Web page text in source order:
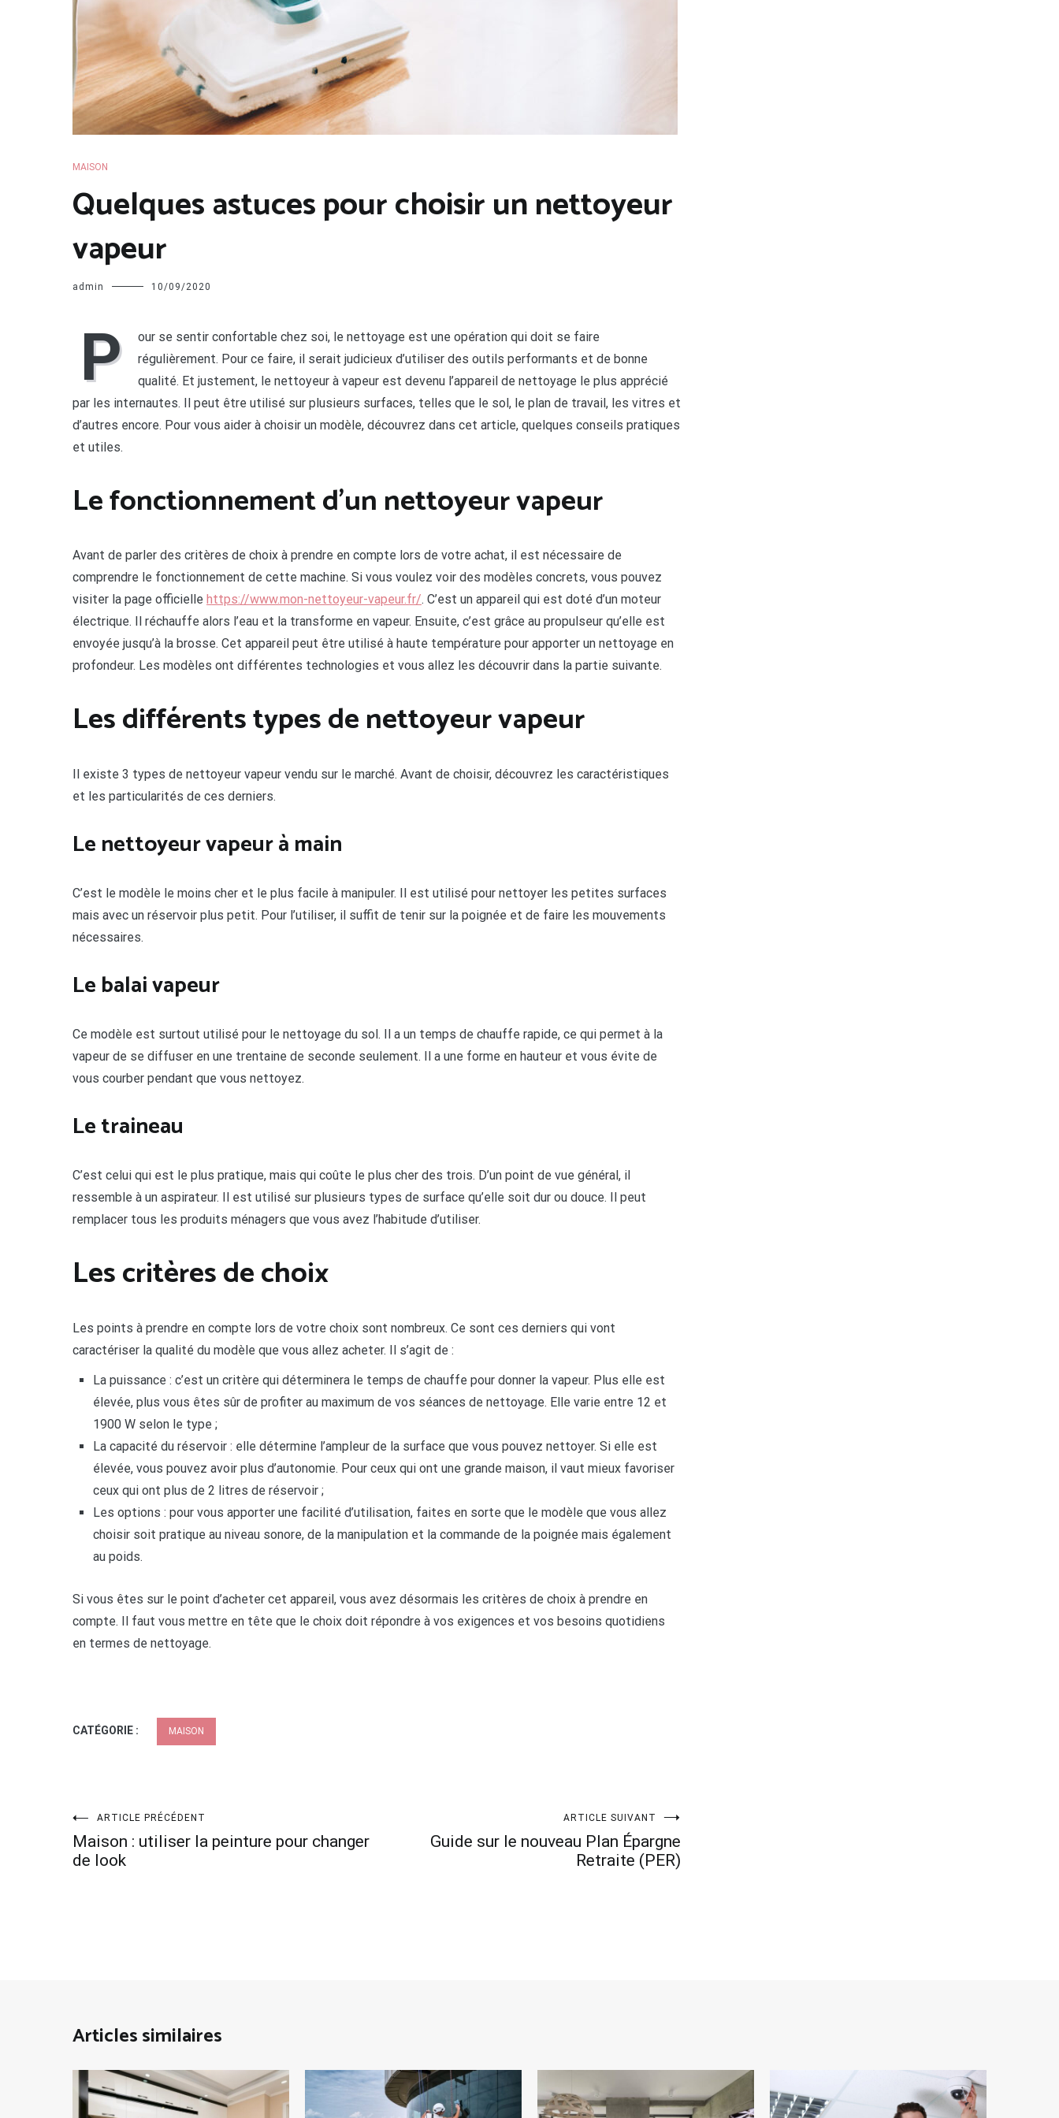
MAISON
Quelques astuces pour choisir un nettoyeur
vapeur
admin 10/09/2020
P
our se sentir confortable chez soi, le nettoyage est une opération qui doit se faire
régulièrement. Pour ce faire, il serait judicieux d’utiliser des outils performants et de bonne
qualité. Et justement, le nettoyeur à vapeur est devenu l’appareil de nettoyage le plus apprécié
par les internautes. Il peut être utilisé sur plusieurs surfaces, telles que le sol, le plan de travail, les vitres et
d’autres encore. Pour vous aider à choisir un modèle, découvrez dans cet article, quelques conseils pratiques
et utiles.
Le fonctionnement d’un nettoyeur vapeur
Avant de parler des critères de choix à prendre en compte lors de votre achat, il est nécessaire de
comprendre le fonctionnement de cette machine. Si vous voulez voir des modèles concrets, vous pouvez
visiter la page officielle https://www.mon-nettoyeur-vapeur.fr/. C’est un appareil qui est doté d’un moteur
électrique. Il réchauffe alors l’eau et la transforme en vapeur. Ensuite, c’est grâce au propulseur qu’elle est
envoyée jusqu’à la brosse. Cet appareil peut être utilisé à haute température pour apporter un nettoyage en
profondeur. Les modèles ont différentes technologies et vous allez les découvrir dans la partie suivante.
Les différents types de nettoyeur vapeur
Il existe 3 types de nettoyeur vapeur vendu sur le marché. Avant de choisir, découvrez les caractéristiques
et les particularités de ces derniers.
Le nettoyeur vapeur à main
C’est le modèle le moins cher et le plus facile à manipuler. Il est utilisé pour nettoyer les petites surfaces
mais avec un réservoir plus petit. Pour l’utiliser, il suffit de tenir sur la poignée et de faire les mouvements
nécessaires.
Le balai vapeur
Ce modèle est surtout utilisé pour le nettoyage du sol. Il a un temps de chauffe rapide, ce qui permet à la
vapeur de se diffuser en une trentaine de seconde seulement. Il a une forme en hauteur et vous évite de
vous courber pendant que vous nettoyez.
Le traineau
C’est celui qui est le plus pratique, mais qui coûte le plus cher des trois. D’un point de vue général, il
ressemble à un aspirateur. Il est utilisé sur plusieurs types de surface qu’elle soit dur ou douce. Il peut
remplacer tous les produits ménagers que vous avez l’habitude d’utiliser.
Les critères de choix
Les points à prendre en compte lors de votre choix sont nombreux. Ce sont ces derniers qui vont
caractériser la qualité du modèle que vous allez acheter. Il s’agit de :
La puissance : c’est un critère qui déterminera le temps de chauffe pour donner la vapeur. Plus elle est
élevée, plus vous êtes sûr de profiter au maximum de vos séances de nettoyage. Elle varie entre 12 et
1900 W selon le type ;
La capacité du réservoir : elle détermine l’ampleur de la surface que vous pouvez nettoyer. Si elle est
élevée, vous pouvez avoir plus d’autonomie. Pour ceux qui ont une grande maison, il vaut mieux favoriser
ceux qui ont plus de 2 litres de réservoir ;
Les options : pour vous apporter une facilité d’utilisation, faites en sorte que le modèle que vous allez
choisir soit pratique au niveau sonore, de la manipulation et la commande de la poignée mais également
au poids.
Si vous êtes sur le point d’acheter cet appareil, vous avez désormais les critères de choix à prendre en
compte. Il faut vous mettre en tête que le choix doit répondre à vos exigences et vos besoins quotidiens
en termes de nettoyage.
CATÉGORIE : MAISON
Navigation
de
ARTICLE PRÉCÉDENT
Maison : utiliser la peinture pour changer
de look
ARTICLE SUIVANT
Guide sur le nouveau Plan Épargne
Retraite (PER)
Articles similaires